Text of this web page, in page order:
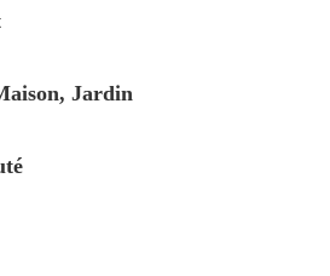
Jardin